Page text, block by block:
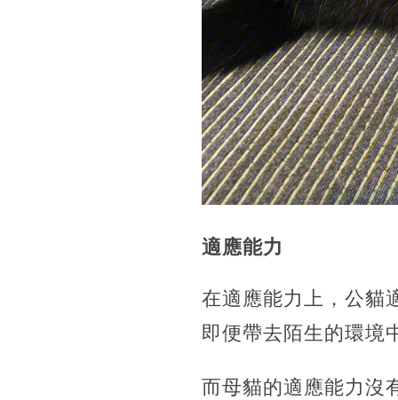
適應能力
在適應能力上，公貓
即便帶去陌生的環境
而母貓的適應能力沒